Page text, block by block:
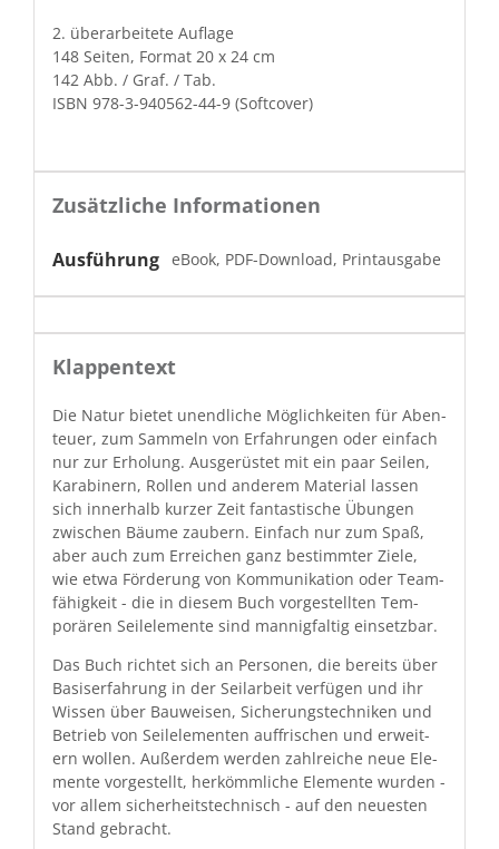
2. über­ar­beit­ete Auflage
148 Seit­en, For­mat 20 x 24 cm
142 Abb. / Graf. / Tab.
ISBN 978-3-940562-44-9 (Soft­cov­er)
Zusätzliche Informationen
Ausführung eBook, PDF-Download, Printausgabe
Klappentext
Die Natur bietet unendliche Möglichkeit­en für Aben­
teuer, zum Sam­meln von Erfahrun­gen oder ein­fach
nur zur Erhol­ung. Aus­gerüstet mit ein paar Seilen,
Kara­bin­ern, Rollen und anderem Mate­r­i­al lassen
sich inner­halb kurz­er Zeit fan­tastis­che Übun­gen
zwis­chen Bäume zaubern. Ein­fach nur zum Spaß,
aber auch zum Erre­ichen ganz bes­timmter Ziele,
wie etwa Förderung von Kom­mu­nika­tion oder Team­
fähigkeit - die in diesem Buch vorgestell­ten Tem­
porären Seilele­mente sind man­nig­faltig einsetzbar.
Das Buch richtet sich an Per­so­n­en, die bere­its über
Basis­er­fahrung in der Seilar­beit ver­fü­gen und ihr
Wis­sen über Bauweisen, Sicherung­stech­niken und
Betrieb von Seilele­menten auf­frischen und erweit­
ern wollen. Außer­dem wer­den zahlre­iche neue Ele­
mente vorgestellt, herkömm­liche Ele­mente wur­den -
vor allem sicher­heit­stech­nisch - auf den neuesten
Stand gebracht.